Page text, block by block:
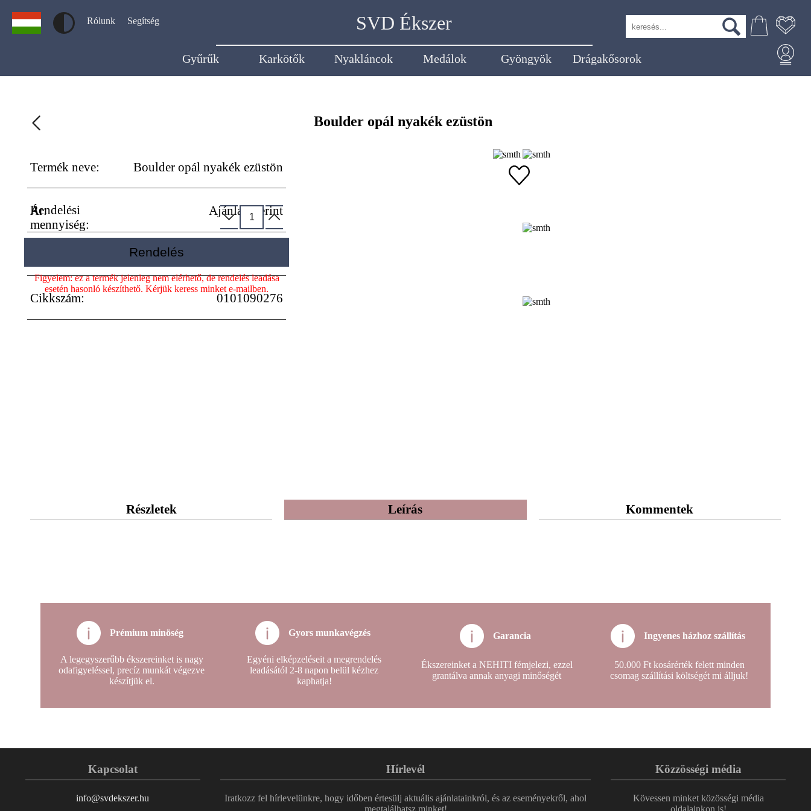
Rólunk Segítség SVD Ékszer
Gyűrűk Karkötők Nyakláncok Medálok Gyöngyök Drágakősorok
Boulder opál nyakék ezüstön
Termék neve: Boulder opál nyakék ezüstön
Ár: Ajánlat szerint
Cikkszám: 0101090276
Rendelési
mennyiség:
Rendelés
Figyelem: ez a termék jelenleg nem elérhető, de rendelés leadása
esetén hasonló készíthető. Kérjük keress minket e-mailben.
Részletek Leírás Kommentek
Prémium minöség
A legegyszerűbb ékszereinket is nagy
odafigyeléssel, precíz munkát végezve
készítjük el.
Gyors munkavégzés
Egyéni elképzeléseit a megrendelés
leadásától 2-8 napon belül kézhez
kaphatja!
Garancia
Ékszereinket a NEHITI fémjelezi, ezzel
grantálva annak anyagi minőségét
Ingyenes házhoz szállítás
50.000 Ft kosárérték felett minden
csomag szállítási költségét mi álljuk!
Kapcsolat
info@svdekszer.hu
Hírlevél
Iratkozz fel hírlevelünkre, hogy időben értesülj aktuális ajánlatainkról, és az eseményekről, ahol
megtalálhatsz minket!
Közzösségi média
Kövessen minket közösségi média
oldalainkon is!